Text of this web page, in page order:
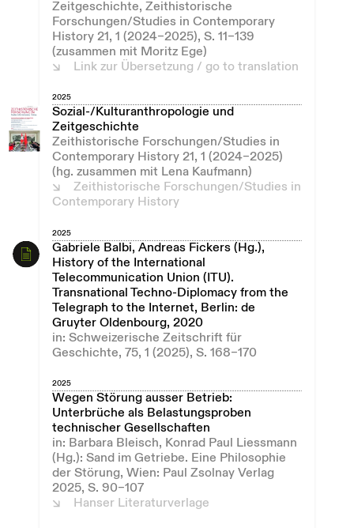
Zeitgeschichte, Zeithistorische
Forschungen/Studies in Contemporary
History 21, 1 (2024–2025), S. 11–139
(zusammen mit Moritz Ege)
Link zur Übersetzung / go to translation
2025
Sozial-/Kulturanthropologie und
Zeitgeschichte
Zeithistorische Forschungen/Studies in
Contemporary History 21, 1 (2024–2025)
(hg. zusammen mit Lena Kaufmann)
Zeithistorische Forschungen/Studies in
Contemporary History
2025
Gabriele Balbi, Andreas Fickers (Hg.),
History of the International
Telecommunication Union (ITU).
Transnational Techno-Diplomacy from the
Telegraph to the Internet, Berlin: de
Gruyter Oldenbourg, 2020
in: Schweizerische Zeitschrift für
Geschichte, 75, 1 (2025), S. 168–170
2025
Wegen Störung ausser Betrieb:
Unterbrüche als Belastungsproben
technischer Gesellschaften
in: Barbara Bleisch, Konrad Paul Liessmann
(Hg.): Sand im Getriebe. Eine Philosophie
der Störung, Wien: Paul Zsolnay Verlag
2025, S. 90–107
Hanser Literaturverlage